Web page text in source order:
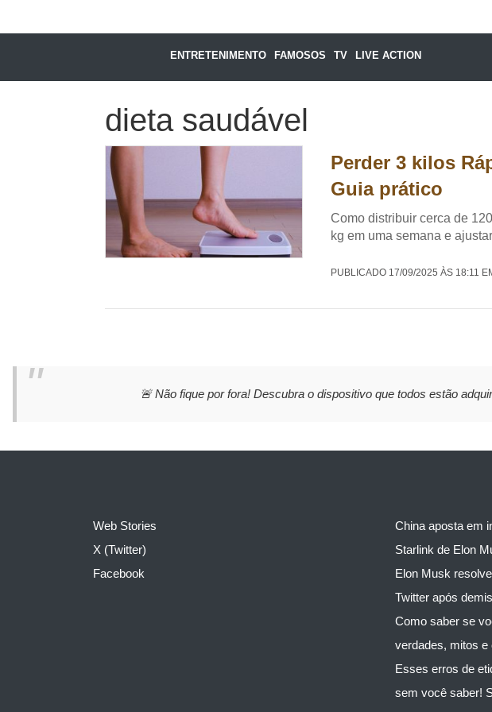
ENTRETENIMENTO FAMOSOS TV LIVE ACTION
dieta saudável
Perder 3 kilos
Guia prático
Como distribuir cerca de
kg em uma semana e
PUBLICADO 17/09/2025 ÀS 18:11
🚨 Não fique por fora! Descubra o dispositivo que todos estão
Web Stories
X (Twitter)
Facebook
China aposta em
Starlink de Elon
Elon Musk
Twitter após
Como saber se
verdades, mitos e
Esses erros de
sem você saber!